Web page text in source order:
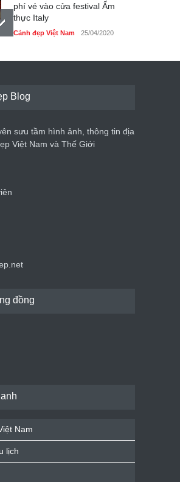
phí vé vào cửa festival Ẩm
thực Italy
Cảnh đẹp Việt Nam 25/04/2020
Tam giác mạch khoe sắc
du lịch quốc gia
Cảnh đẹp Việt Nam 24/04/2020
Blog
sưu tầm hình ảnh, thông tin địa
Việt Nam và Thế Giới
đồng
Nam
lịch